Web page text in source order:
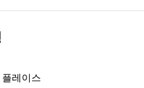
레이스